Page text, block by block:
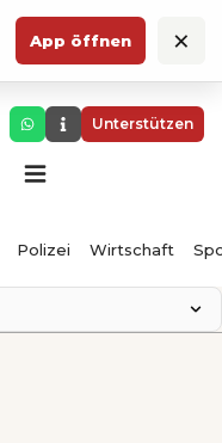
App öffnen ×
Unterstützen
Polizei Wirtschaft